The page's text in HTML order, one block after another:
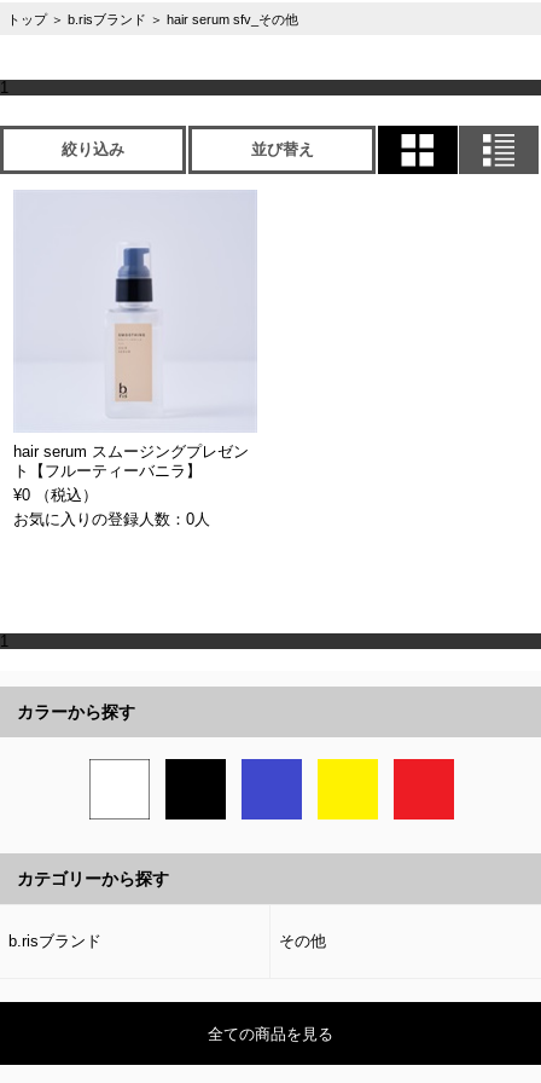
トップ ＞ b.risブランド ＞ hair serum sfv_その他
1
絞り込み 並び替え
hair serum スムージングプレゼン
ト【フルーティーバニラ】
¥0 （税込）
お気に入りの登録人数：0人
1
カラーから探す
カテゴリーから探す
b.risブランド その他
全ての商品を見る